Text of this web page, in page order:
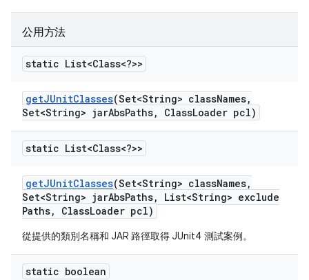
公用方法
static List<Class<?>>
getJUnitClasses(Set<String> classNames,
Set<String> jarAbsPaths, ClassLoader pcl)
static List<Class<?>>
getJUnitClasses(Set<String> classNames,
Set<String> jarAbsPaths,
List<String> exclude
Paths, ClassLoader pcl)
從提供的類別名稱和 JAR 路徑取得 JUnit4 測試案例。
static boolean